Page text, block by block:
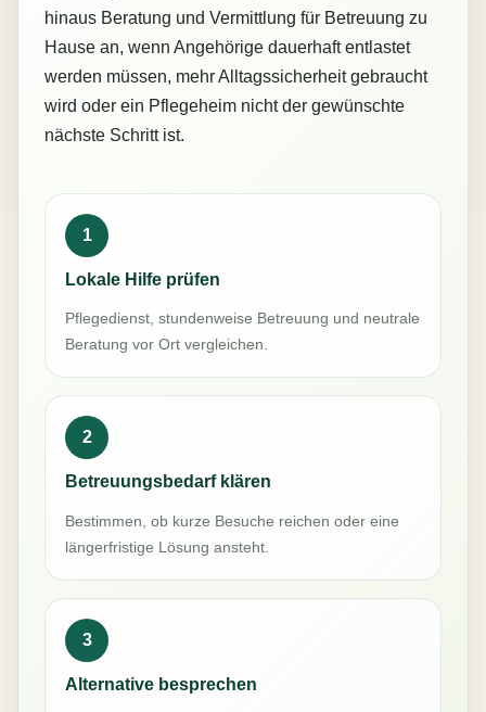
hinaus Beratung und Vermittlung für Betreuung zu
Hause an, wenn Angehörige dauerhaft entlastet
werden müssen, mehr Alltagssicherheit gebraucht
wird oder ein Pflegeheim nicht der gewünschte
nächste Schritt ist.
1
Lokale Hilfe prüfen
Pflegedienst, stundenweise Betreuung und neutrale
Beratung vor Ort vergleichen.
2
Betreuungsbedarf klären
Bestimmen, ob kurze Besuche reichen oder eine
längerfristige Lösung ansteht.
3
Alternative besprechen